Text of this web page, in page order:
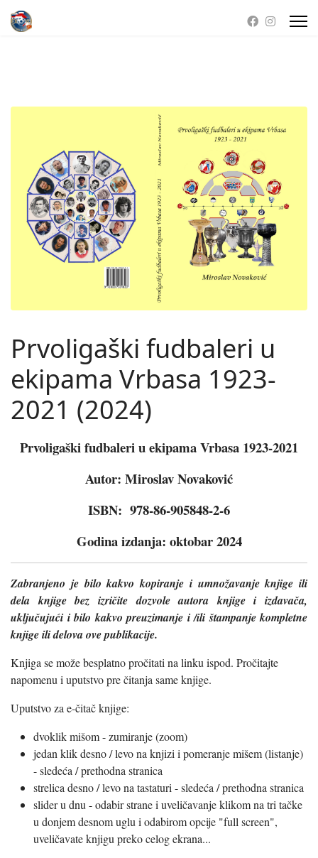
Prvoligaški fudbaleri u
ekipama Vrbasa 1923-
2021 (2024)
Prvoligaški fudbaleri u ekipama Vrbasa 1923-2021
Autor: Miroslav Novaković
ISBN: 978-86-905848-2-6
Godina izdanja: oktobar 2024
Zabranjeno je bilo kakvo kopiranje i umnožavanje knjige ili
dela knjige bez izričite dozvole autora knjige i izdavača,
uključujući i bilo kakvo preuzimanje i /ili štampanje kompletne
knjige ili delova ove publikacije.
Knjiga se može besplatno pročitati na linku ispod. Pročitajte
napomenu i uputstvo pre čitanja same knjige.
Uputstvo za e-čitač knjige:
dvoklik mišom - zumiranje (zoom)
jedan klik desno / levo na knjizi i pomeranje mišem (listanje)
- sledeća / prethodna stranica
strelica desno / levo na tastaturi - sledeća / prethodna stranica
slider u dnu - odabir strane i uveličavanje klikom na tri tačke
u donjem desnom uglu i odabirom opcije "full screen",
uveličavate knjigu preko celog ekrana...